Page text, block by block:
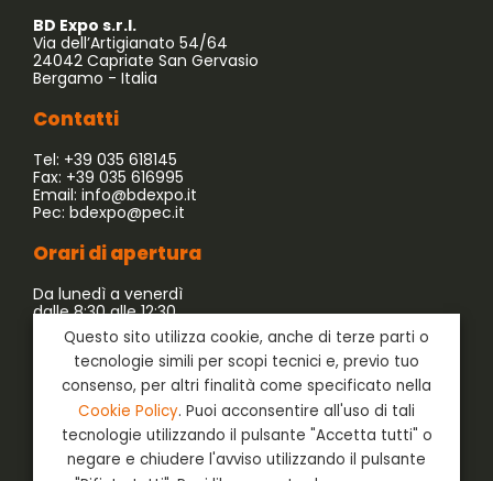
BD Expo s.r.l.
Via dell’Artigianato 54/64
24042 Capriate San Gervasio
Bergamo - Italia
Contatti
Tel: +39 035 618145
Fax: +39 035 616995
Email: info@bdexpo.it
Pec: bdexpo@pec.it
Orari di apertura
Da lunedì a venerdì
dalle 8:30 alle 12:30
dalle 13:30 alle 17:30
Azienda associata a:
Questo sito utilizza cookie, anche di terze parti o
tecnologie simili per scopi tecnici e, previo tuo
consenso, per altri finalità come specificato nella
Cookie Policy. Puoi acconsentire all'uso di tali
tecnologie utilizzando il pulsante "Accetta tutti" o
negare e chiudere l'avviso utilizzando il pulsante